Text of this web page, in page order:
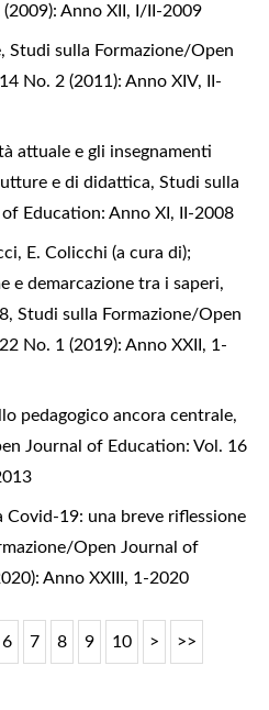
Anno XII, I/II-2009
, Studi sulla Formazione/Open
No. 2 (2011): Anno XIV, II-
attuale e gli insegnamenti
e di didattica, Studi sulla
Education: Anno XI, II-2008
E. Colicchi (a cura di);
e demarcazione tra i saperi,
, Studi sulla Formazione/Open
No. 1 (2019): Anno XXII, 1-
pedagogico ancora centrale,
Journal of Education: Vol. 16
Covid-19: una breve riflessione
Open Journal of
Anno XXIII, 1-2020
6 7 8 9 10 > >>